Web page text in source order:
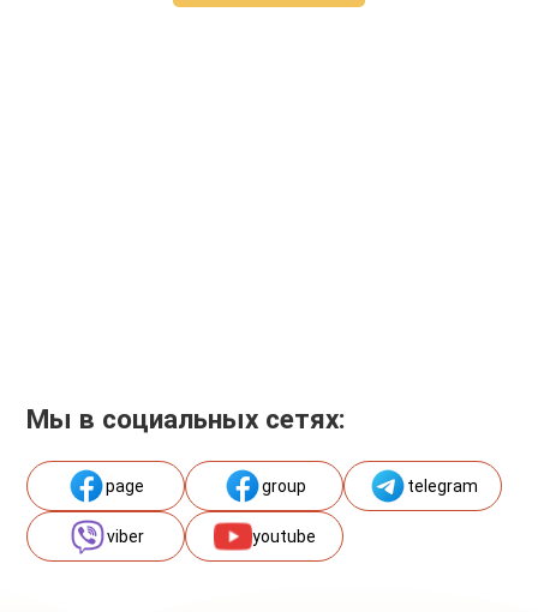
Мы в социальных сетях:
page group telegram
viber youtube